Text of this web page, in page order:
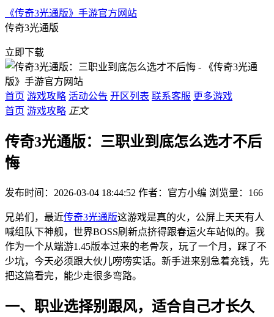
《传奇3光通版》手游官方网站
传奇3光通版
立即下载
首页 游戏攻略 活动公告 开区列表 联系客服 更多游戏
首页 游戏攻略 正文
传奇3光通版：三职业到底怎么选才不后
悔
发布时间：2026-03-04 18:44:52 作者：官方小编 浏览量： 166
兄弟们，最近传奇3光通版这游戏是真的火，公屏上天天有人
喊组队下神舰，世界BOSS刷新点挤得跟春运火车站似的。我
作为一个从端游1.45版本过来的老骨灰，玩了一个月，踩了不
少坑，今天必须跟大伙儿唠唠实话。新手进来别急着充钱，先
把这篇看完，能少走很多弯路。
一、职业选择别跟风，适合自己才长久